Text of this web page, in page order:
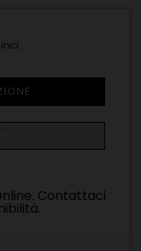
Contattaci